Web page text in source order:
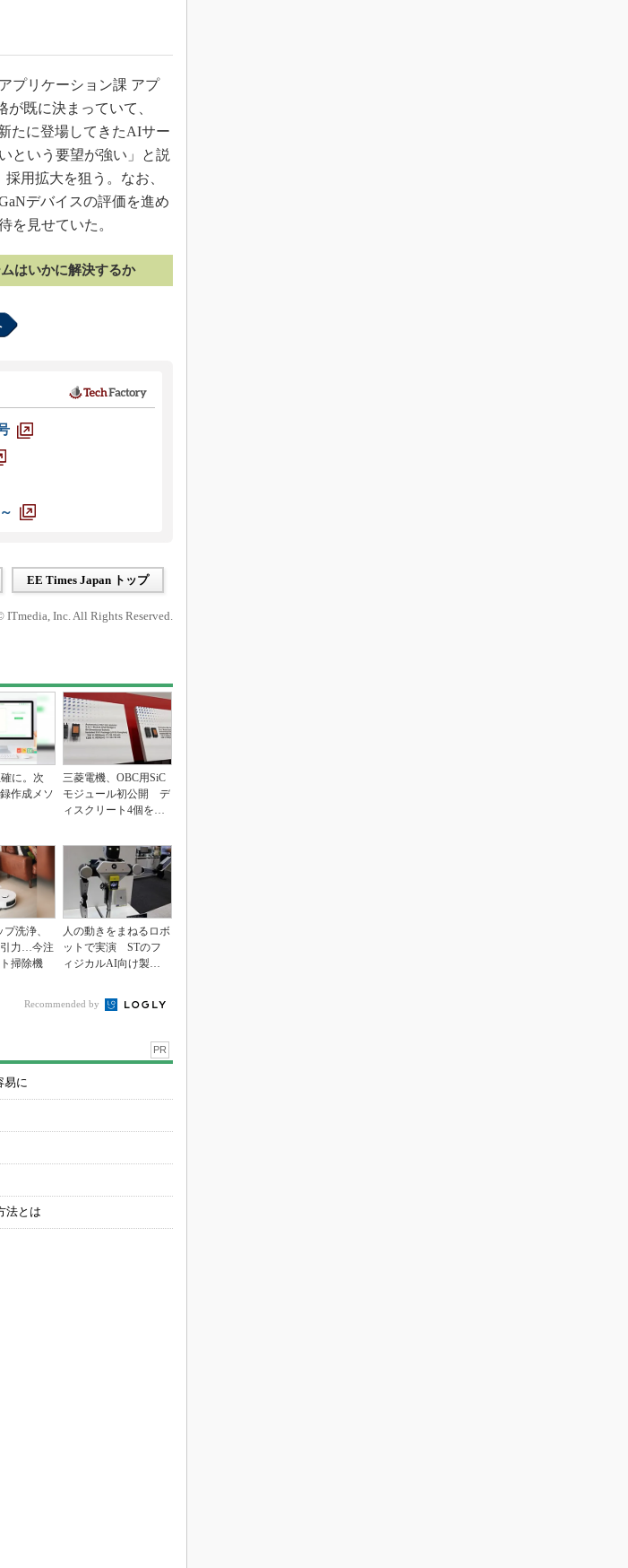
プリケーション課 アプ
既に決まっていて、
たに登場してきたAIサー
という要望が強い」と説
用拡大を狙う。なお、
デバイスの評価を進め
を見せていた。
はいかに解決するか
EE Times Japan トップ
Inc. All Rights Reserved.
に。次
作成メソ
三菱電機、OBC用SiC
モジュール初公開 デ
ィスクリート4個を置
洗浄、
力…今注
掃除機
人の動きをまねるロボ
ットで実演 STのフ
ィジカルAI向け製品
Recommended by
PR
易に
法とは